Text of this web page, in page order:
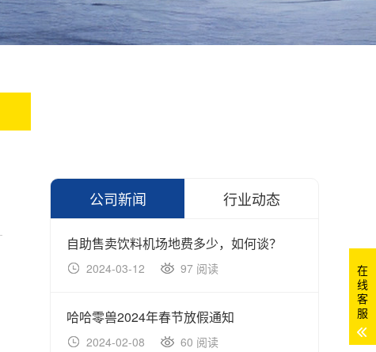
公司新闻 行业动态
自助售卖饮料机场地费多少，如何谈？
哈哈零兽2024年春节放假通知 双
在
线
客
服